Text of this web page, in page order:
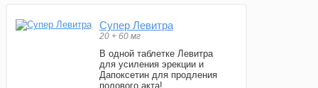
Супер Левитра
20 + 60 мг
В одной таблетке Левитра
для усиления эрекции и
Дапоксетин для продления
полового акта!